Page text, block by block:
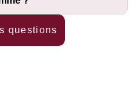
questions